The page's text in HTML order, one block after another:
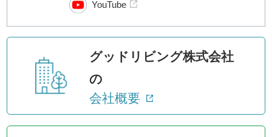
YouTube
グッドリビング株式会社
の
会社概要